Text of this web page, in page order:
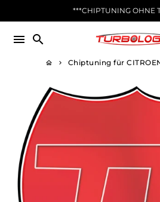
zum
***CHIPTUNING OHNE
menu search
home keyboard_arrow_right Chiptuning für